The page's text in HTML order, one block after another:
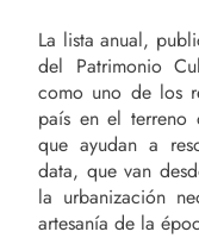
La lista anual,
del Patrimonio
como uno de los
país en el terreno
que ayudan a
data, que van
la urbanización
artesanía de la